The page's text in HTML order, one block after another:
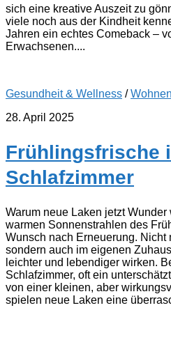
sich eine kreative Auszeit zu
viele noch aus der Kindheit
Jahren ein echtes Comeback –
Erwachsenen....
Gesundheit & Wellness /
28. April 2025
Frühlingsfrische
Schlafzimmer
Warum neue Laken jetzt Wunder
warmen Sonnenstrahlen des
Wunsch nach Erneuerung. Nicht
sondern auch im eigenen
leichter und lebendiger wirken.
Schlafzimmer, oft ein
von einer kleinen, aber
spielen neue Laken eine